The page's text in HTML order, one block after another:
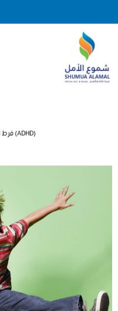
فرط الحركة وتشتت الانتباه (ADHD)